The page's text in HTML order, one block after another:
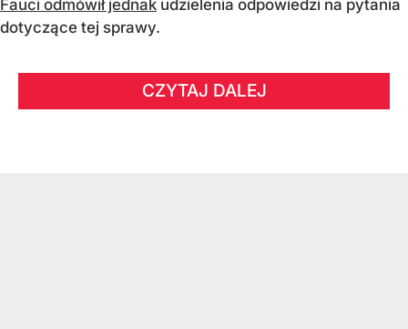
Fauci odmówił jednak udzielenia odpowiedzi na pytania
dotyczące tej sprawy.
CZYTAJ DALEJ